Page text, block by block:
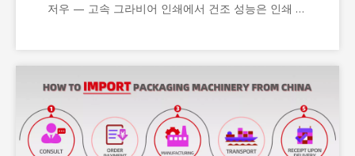
저우 — 고속 그라비어 인쇄에서 건조 성능은 인쇄 품
위한 안정적이고 에너지 효율적인 건조 시스템